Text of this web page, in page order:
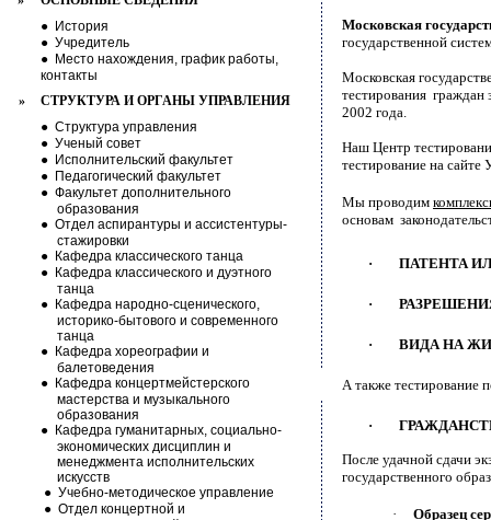
● История
● Учредитель
● Место нахождения, график работы,
контакты
»
СТРУКТУРА И ОРГАНЫ УПРАВЛЕНИЯ
● Структура управления
● Ученый совет
● Исполнительский факультет
● Педагогический факультет
● Факультет дополнительного
образования
● Отдел аспирантуры и ассистентуры-
стажировки
● Кафедра классического танца
● Кафедра классического и дуэтного
танца
● Кафедра народно-сценического,
историко-бытового и современного
танца
● Кафедра хореографии и
балетоведения
● Кафедра концертмейстерского
мастерства и музыкального
образования
● Кафедра гуманитарных, социально-
экономических дисциплин и
менеджмента исполнительских
искусств
● Учебно-методическое управление
● Отдел концертной и
Московская
государственной
Московская
тестирования
2002 года.
Наш Центр
тестирование на
Мы проводим
основам
· ПАТЕНТА
·
· ВИДА НА
А также тестирование
·
После удачной сдачи
государственного
· Образец